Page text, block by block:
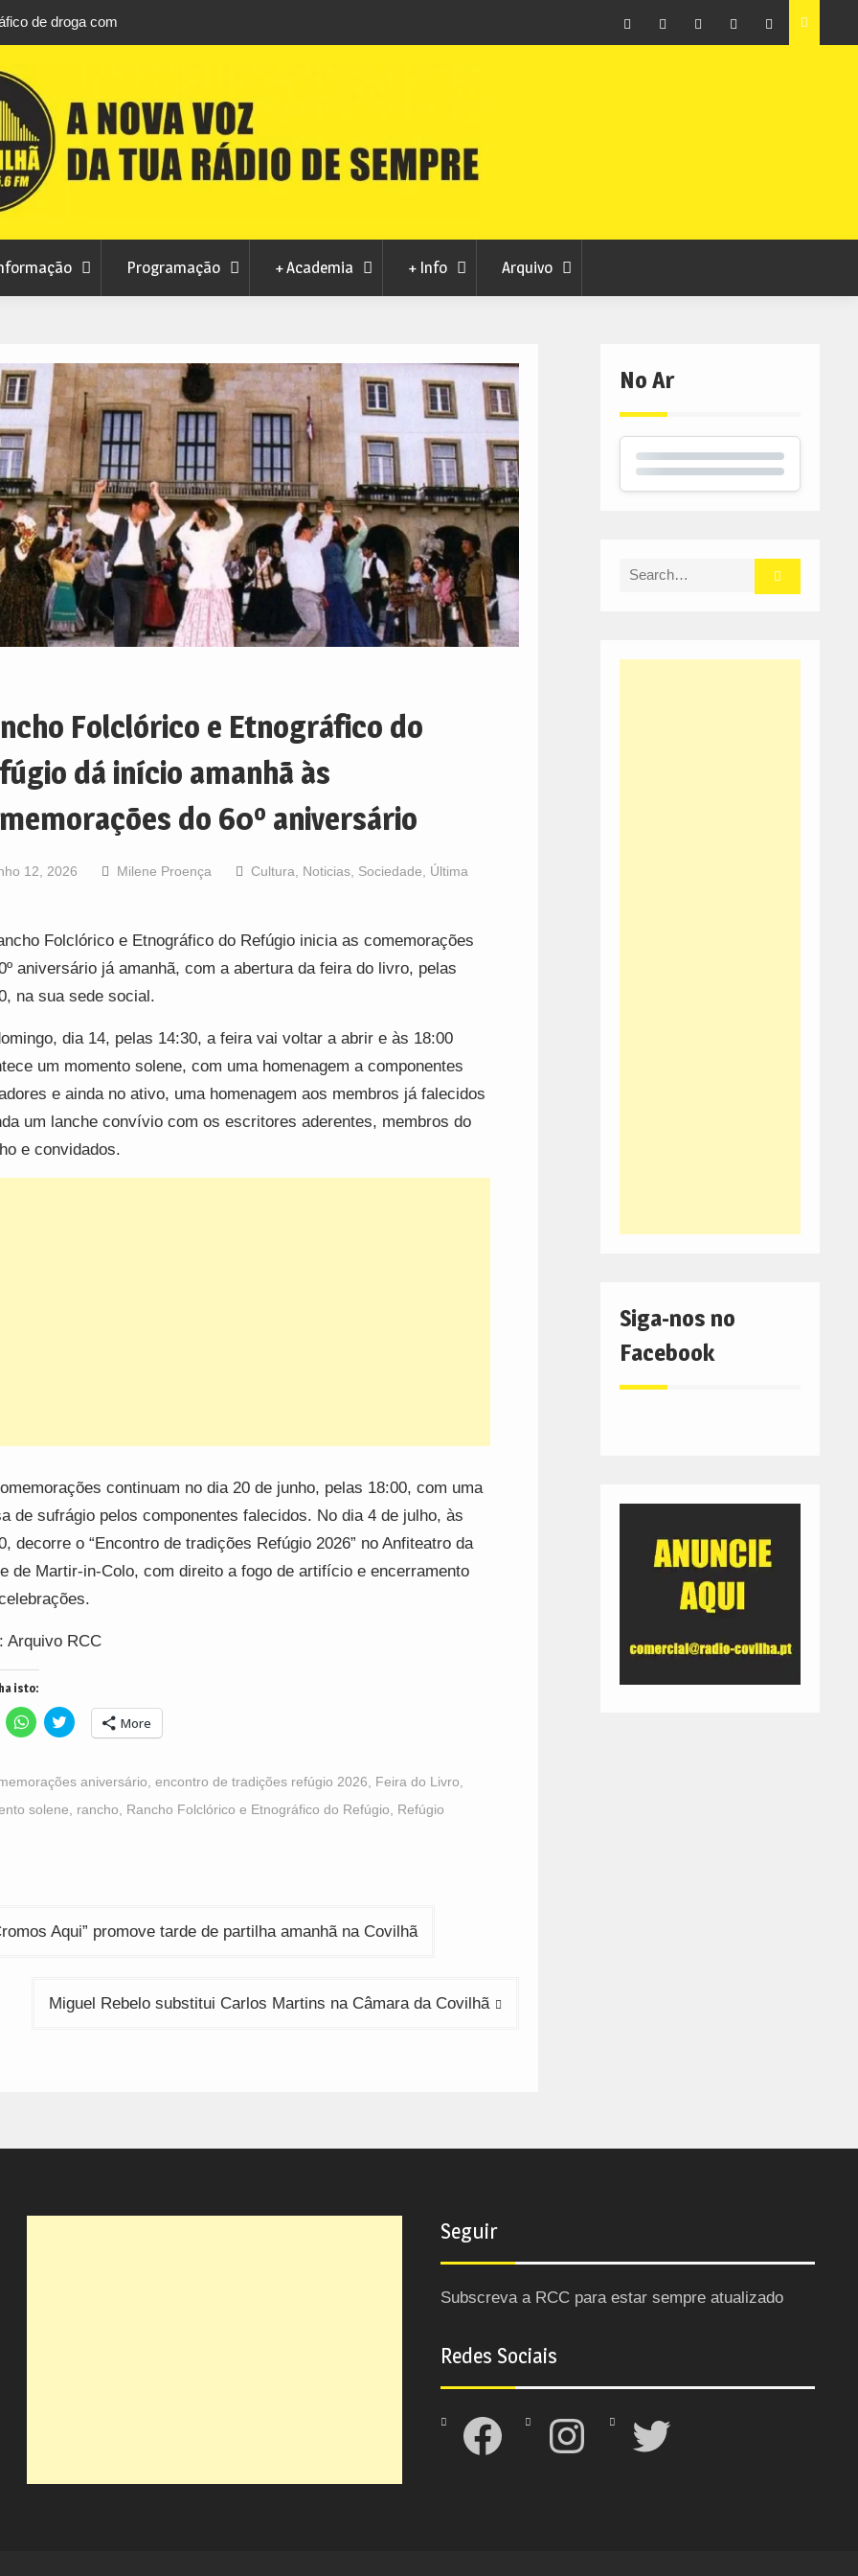
de droga com
fluvial este fim de semana
Município de Belmonte alerta para tentativa de fraude
em nome da autarquia
Programação + Academia + Info Arquivo
Folclórico e Etnográfico do
dá início amanhã às
do 60º aniversário
12, 2026 Milene Proença Cultura, Noticias, Sociedade, Última
Folclórico e Etnográfico do Refúgio inicia as comemorações
aniversário já amanhã, com a abertura da feira do livro, pelas
na sua sede social.
dia 14, pelas 14:30, a feira vai voltar a abrir e às 18:00
um momento solene, com uma homenagem a componentes
e ainda no ativo, uma homenagem aos membros já falecidos
um lanche convívio com os escritores aderentes, membros do
e convidados.
continuam no dia 20 de junho, pelas 18:00, com uma
de sufrágio pelos componentes falecidos. No dia 4 de julho, às
decorre o “Encontro de tradições Refúgio 2026” no Anfiteatro da
de Martir-in-Colo, com direito a fogo de artifício e encerramento
Arquivo RCC
isto:
Click
to
(Opens
new
window)
Click
to
(Opens
new
window)
More
aniversário, encontro de tradições refúgio 2026, Feira do Livro,
solene, rancho, Rancho Folclórico e Etnográfico do Refúgio, Refúgio
Aqui” promove tarde de partilha amanhã na Covilhã
Miguel Rebelo substitui Carlos Martins na Câmara da Covilhã
No Ar
Search
Siga-nos no
Facebook
Seguir
Subscreva a RCC para estar sempre atualizado
Redes Sociais
Facebook Instagram Twitter